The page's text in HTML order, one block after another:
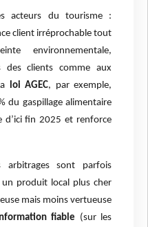
acteurs du tourisme :
client irréprochable tout
environnementale,
des clients comme aux
loi AGEC, par exemple,
du gaspillage alimentaire
d’ici fin 2025 et renforce
sont parfois
produit local plus cher
mais moins vertueuse
fiable (sur les